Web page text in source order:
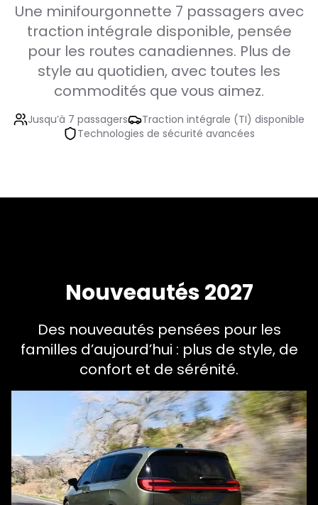
Une minifourgonnette 7 passagers avec
traction intégrale disponible, pensée
pour les routes canadiennes. Plus de
style au quotidien, avec toutes les
commodités que vous aimez.
Jusqu’à 7 passagers
Traction intégrale (TI) disponible
Technologies de sécurité avancées
Nouveautés 2027
Des nouveautés pensées pour les
familles d’aujourd’hui : plus de style, de
confort et de sérénité.